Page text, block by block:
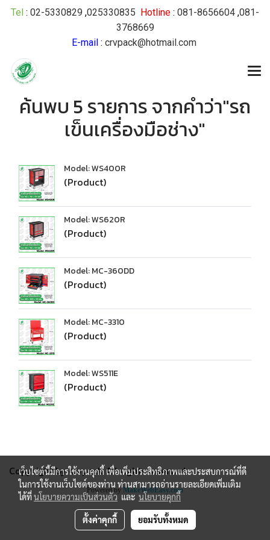
Tel : 02-5330829 ,025330835 Hotline : 081-8656604 ,081-
3768669
E-mail: crvpack@hotmail.com
ค้นพบ 5 รายการ จากคำว่า"รถ
เข็นเครื่องมือช่าง"
Model: WS400R
(Product)
Model: WS620R
(Product)
Model: MC-360DD
(Product)
Model: MC-3310
(Product)
Model: WS511E
(Product)
Copyright by crvpack All rights reserved.
Powered byMakeWebEasy.com
เว็บไซต์นี้มีการใช้งานคุกกี้ เพื่อเพิ่มประสิทธิภาพและประสบการณ์ที่ดี
ในการใช้งานเว็บไซต์ของท่าน ท่านสามารถอ่านรายละเอียดเพิ่มเติม
ได้ที่นโยบายความเป็นส่วนตัวและ นโยบายคุกกี้
ตั้งค่าคุกกี้ ยอมรับทั้งหมด